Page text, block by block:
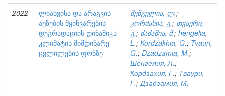
2022
ლიახვისა და არაგვის
აუზების მყინვარების
დეგრადაციის დინამიკა
კლიმატის მიმდინარე
ცვლილების ფონზე
შენგელია, ლ.;
კორძახია, გ.; თვაური,
გ.; ძაძამია, მ.; hengelia,
L.; Kordzakhia, G.; Tvauri,
G.; Dzadzamia, M.;
Шенгелия, Л.;
Кордзахия, Г.; Тваури,
Г.;Дзадзамия, М.